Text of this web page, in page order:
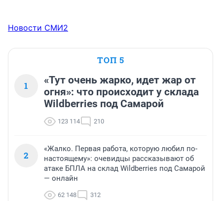
Новости СМИ2
ТОП 5
1
«Тут очень жарко, идет жар от
огня»: что происходит у склада
Wildberries под Самарой
123 114 210
2
«Жалко. Первая работа, которую любил по-
настоящему»: очевидцы рассказывают об
атаке БПЛА на склад Wildberries под Самарой
— онлайн
62 148 312